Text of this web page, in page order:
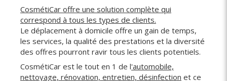
CosmétiCar offre une solution complète qui
correspond à tous les types de clients.
Le déplacement à domicile offre un gain de temps,
les services, la qualité des prestations et la diversité
des offres pourront ravir tous les clients potentiels.
CosmétiCar est le tout en 1 de l'automobile,
nettoyage, rénovation, entretien, désinfection et ce